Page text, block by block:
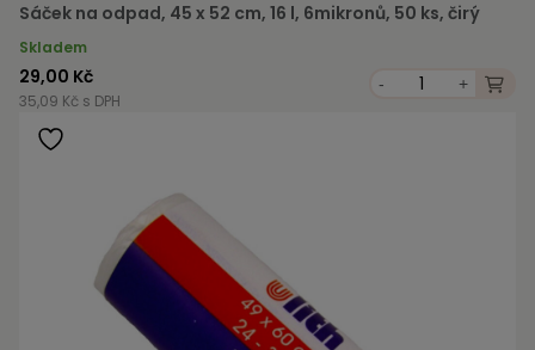
Sáček na odpad, 45 x 52 cm, 16 l, 6mikronů, 50 ks, čirý
Skladem
29,00 Kč
35,09 Kč s DPH
- +